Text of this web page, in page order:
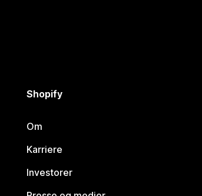
Shopify
Om
Karriere
Investorer